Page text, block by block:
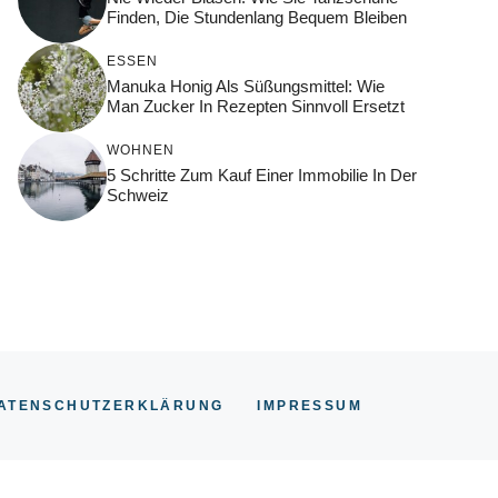
Finden, Die Stundenlang Bequem Bleiben
ESSEN
Manuka Honig Als Süßungsmittel: Wie
Man Zucker In Rezepten Sinnvoll Ersetzt
WOHNEN
5 Schritte Zum Kauf Einer Immobilie In Der
Schweiz
IMPRESSUM